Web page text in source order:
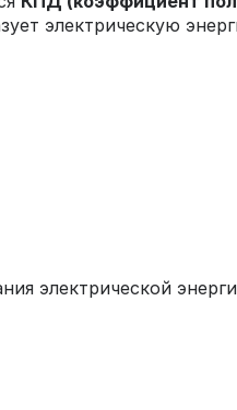
электрическую
электрической